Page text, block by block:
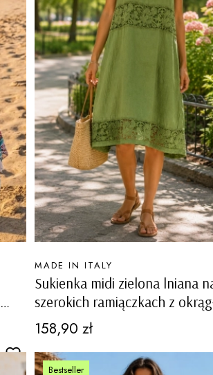
Sukienka midi zielona lniana
szerokich ramiączkach z
dekoltem i ażurowymi
Carovigno
PRODUCENT
MADE IN ITALY
Cena
158,90 zł
Bestseller